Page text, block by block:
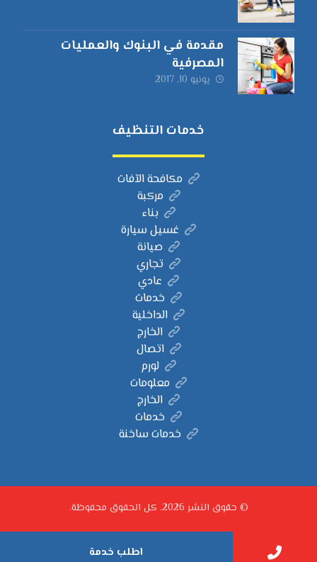
مقدمة في البنوك والعمليات
المصرفية
يونيو 10, 2017
خدمات التنظيف
مكافحة الآفات
مركبة
بناء
غسيل سيارة
صيانة
تجاري
عادي
خدمات
الداخلية
الخارج
اتصال
لورم
معلومات
الخارج
خدمات
خدمات ساخنة
© حقوق النشر 2026. كل الحقوق محفوظة.
اطلب خدمة